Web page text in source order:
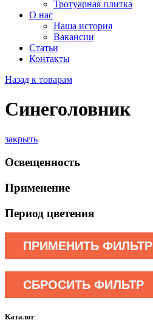
Тротуарная плитка
О нас
Наша история
Вакансии
Статьи
Контакты
Назад к товарам
Синеголовник
закрыть
Освещенность
Применение
Период цветения
ПРИМЕНИТЬ ФИЛЬТР
СБРОСИТЬ ФИЛЬТР
Каталог